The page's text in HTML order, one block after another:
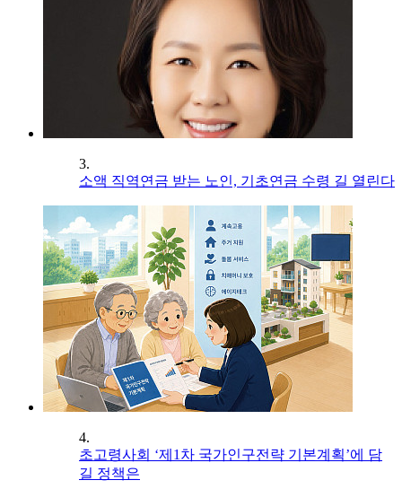
3.
소액 직역연금 받는 노인, 기초연금 수령 길 열린다
4.
초고령사회 ‘제1차 국가인구전략 기본계획’에 담
길 정책은